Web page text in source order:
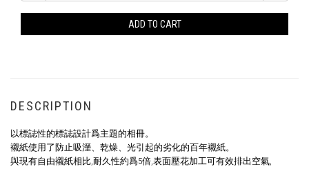
ADD TO CART
DESCRIPTION
以標誌性的標誌設計爲主題的相冊。
襯紙使用了防止吸溼、乾燥、光引起的劣化的百年襯紙。
與現有自由襯紙相比,耐久性約爲5倍,表面壓花加工可有效排出空氣,